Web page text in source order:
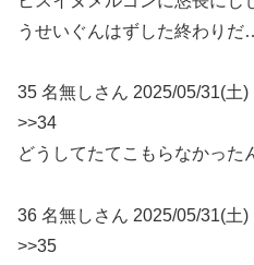
うせいぐんはずした終わりだ
35 名無しさん 2025/05/31(土)
>>34
どうしてたてこもらなかっ
36 名無しさん 2025/05/31(土)
>>35